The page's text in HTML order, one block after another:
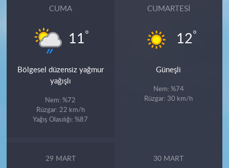
CUMA
11°
Bölgesel düzensiz yağmur
yağışlı
Nem: %72
Rüzgar: 22 km/h
Yağış Olasılığı: %87
CUMARTESI
12°
Güneşli
Nem: %74
Rüzgar: 30 km/h
29 MART 30 MART